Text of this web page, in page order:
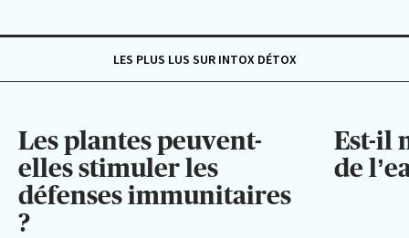
LES PLUS LUS SUR INTOX DÉTOX
Les plantes peuvent-
elles stimuler les
défenses immunitaires
?
Est-il
de